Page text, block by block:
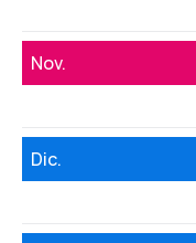
Nov.
Dic.